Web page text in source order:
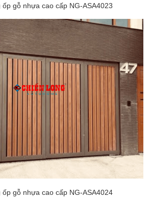
gỗ nhựa cao cấp NG-ASA4023
gỗ nhựa cao cấp NG-ASA4024